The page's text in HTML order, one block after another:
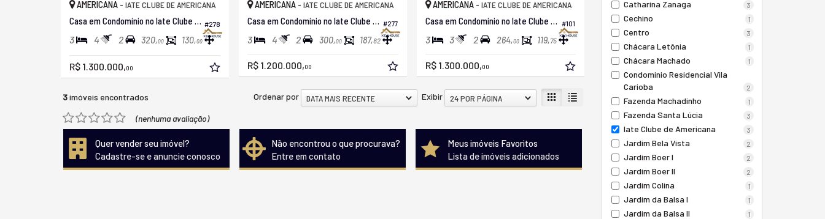
Catharina Zanaga 3
Cechino 1
Centro 3
Chácara Letônia 1
Chácara Machado 1
Condominio Residencial Vila
Carioba
2
Fazenda Machadinho 1
Fazenda Santa Lúcia 3
Iate Clube de Americana 3
Jardim Bela Vista 2
Jardim Boer I 2
Jardim Boer II 2
Jardim Colina 1
Jardim da Balsa I 1
Jardim da Balsa II 1
#278
AMERICANA - IATE CLUBE DE AMERICANA
Casa em Condomínio no Iate Clube Americana
3 4 2 320,00 130,00
R$ 1.300.000,00
#277
AMERICANA - IATE CLUBE DE AMERICANA
Casa em Condomínio no Iate Clube Americana
3 4 2 300,00 187,82
R$ 1.200.000,00
#101
AMERICANA - IATE CLUBE DE AMERICANA
Casa em Condomínio no Iate Clube de Americana
3 3 2 264,00 119,75
R$ 1.300.000,00
3imóveis encontrados Exibir 24 POR PÁGINA
Ordenar por
DATA MAIS RECENTE
(nenhuma avaliação)
Quer vender seu imóvel?
Cadastre-se e anuncie conosco
Não encontrou o que procurava?
Entre em contato
Meus imóveis Favoritos
Lista de imóveis adicionados